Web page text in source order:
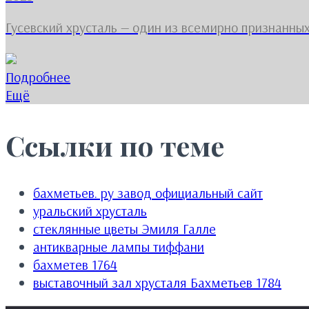
Гусевский хрусталь — один из всемирно
Подробнее
Ещё
Ссылки по теме
бахметьев. ру завод официальный сайт
уральский хрусталь
стеклянные цветы Эмиля Галле
антикварные лампы тиффани
бахметев 1764
выставочный зал хрусталя Бахметьев 1784